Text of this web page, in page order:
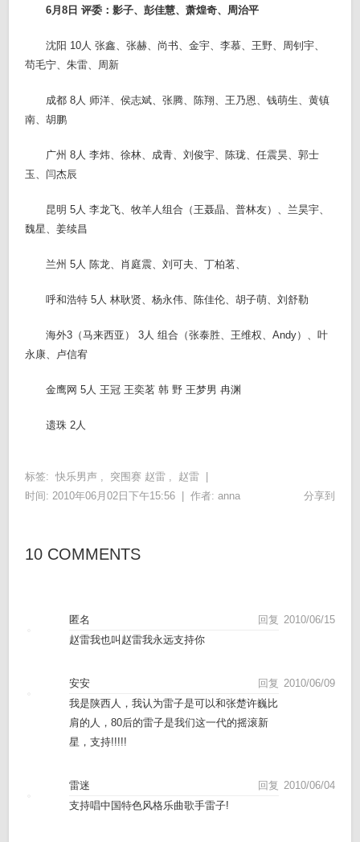
6月8日 评委：影子、彭佳慧、萧煌奇、周治平
沈阳 10人 张鑫、张赫、尚书、金宇、李慕、王野、周钊宇、
苟毛宁、朱雷、周新
成都 8人 师洋、侯志斌、张腾、陈翔、王乃恩、钱萌生、黄镇
南、胡鹏
广州 8人 李炜、徐林、成青、刘俊宇、陈珑、任震昊、郭士
玉、闫杰辰
昆明 5人 李龙飞、牧羊人组合（王聂晶、普林友）、兰昊宇、
魏星、姜续昌
兰州 5人 陈龙、肖庭震、刘可夫、丁柏茗、
呼和浩特 5人 林耿贤、杨永伟、陈佳伦、胡子萌、刘舒勒
海外3（马来西亚） 3人 组合（张泰胜、王维权、Andy）、叶
永康、卢信宥
金鹰网 5人 王冠 王奕茗 韩 野 王梦男 冉渊
遗珠 2人
标签: 快乐男声 , 突围赛 赵雷 , 赵雷
时间: 2010年06月02日下午15:56 |作者:anna 分享到
10 COMMENTS
2010/06/15
匿名
回复
赵雷我也叫赵雷我永远支持你
2010/06/09
安安
回复
我是陕西人，我认为雷子是可以和张楚许巍比
肩的人，80后的雷子是我们这一代的摇滚新
星，支持!!!!!
2010/06/04
雷迷
回复
支持唱中国特色风格乐曲歌手雷子!